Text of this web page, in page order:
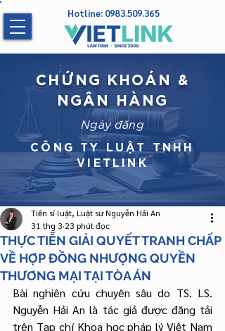
Hotline: 0983.509.365
CHỨNG KHOÁN &
NGÂN HÀNG
Ngày đăng
CÔNG TY LUẬT TNHH
VIETLINK
THỰC TIỄN GIẢI QUYẾT TRANH CHẤP
VỀ HỢP ĐỒNG NHƯỢNG QUYỀN
THƯƠNG MẠI TẠI TÒA ÁN
Tiến sĩ luật, Luật sư Nguyễn Hải An
31 thg 3 23 phút đọc
Bài nghiên cứu chuyên sâu do TS. LS.
Nguyễn Hải An là tác giả được đăng tải
trên Tạp chí Khoa học pháp lý Việt Nam